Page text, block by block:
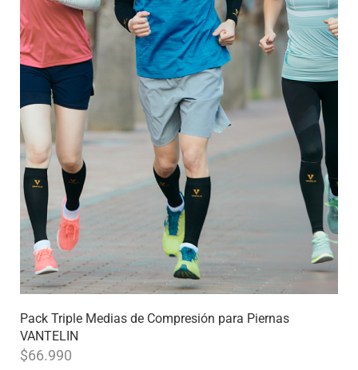
Pack Triple Medias de Compresión para Piernas
VANTELIN
$66.990